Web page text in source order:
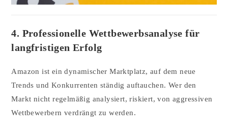
4. Professionelle Wettbewerbsanalyse für
langfristigen Erfolg
Amazon ist ein dynamischer Marktplatz, auf dem neue
Trends und Konkurrenten ständig auftauchen. Wer den
Markt nicht regelmäßig analysiert, riskiert, von aggressiven
Wettbewerbern verdrängt zu werden.